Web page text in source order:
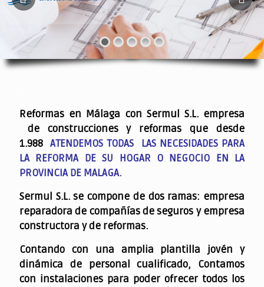
Reformas en Málaga con Sermul S.L. empresa
de construcciones y reformas que desde
1.988ATENDEMOS TODAS LAS NECESIDADES PARA
LA REFORMA DE SU HOGAR O NEGOCIO EN LA
PROVINCIA DE MALAGA.
Sermul S.L. se compone de dos ramas: empresa
reparadora de compañías de seguros y empresa
constructora y de reformas.
Contando con una amplia plantilla jovén y
dinámica de personal cualificado, Contamos
con instalaciones para poder ofrecer todos los